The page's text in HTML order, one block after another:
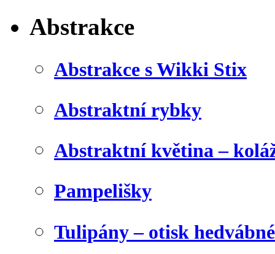
Abstrakce
Abstrakce s Wikki Stix
Abstraktní rybky
Abstraktní květina –
Pampelišky
Tulipány – otisk